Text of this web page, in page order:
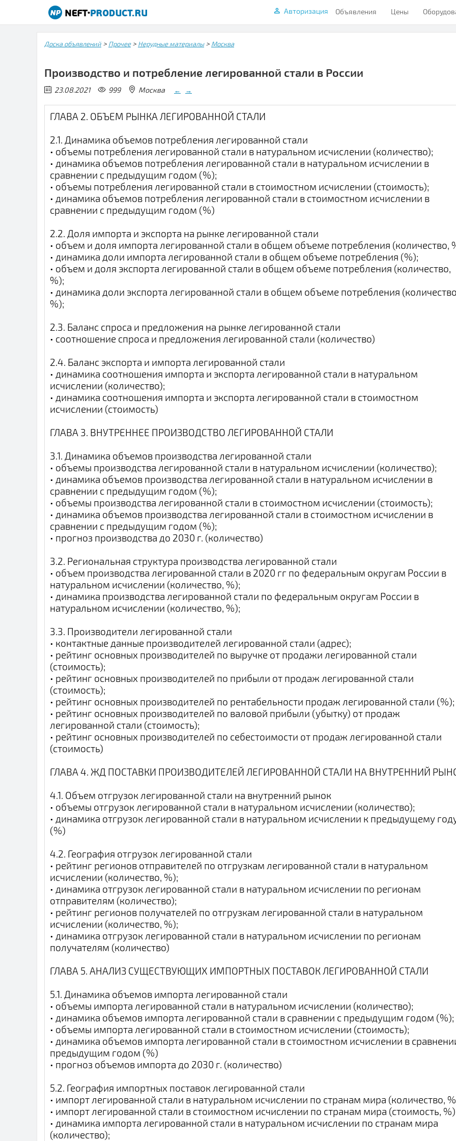
Объявления Цены
Авторизация
Доска объявлений > Прочее> Нерудные материалы> Москва
Производство и потребление легированной стали в России
23.08.2021 999 Москва ← →
ГЛАВА 2. ОБЪЕМ РЫНКА ЛЕГИРОВАННОЙ СТАЛИ
2.1. Динамика объемов потребления легированной стали
• объемы потребления легированной стали в натуральном исчислении (количество);
• динамика объемов потребления легированной стали в натуральном исчислении в
сравнении с предыдущим годом (%);
• объемы потребления легированной стали в стоимостном исчислении (стоимость);
• динамика объемов потребления легированной стали в стоимостном исчислении в
сравнении с предыдущим годом (%)
2.2. Доля импорта и экспорта на рынке легированной стали
• объем и доля импорта легированной стали в общем объеме потребления (количество,
• динамика доли импорта легированной стали в общем объеме потребления (%);
• объем и доля экспорта легированной стали в общем объеме потребления (количество,
%);
• динамика доли экспорта легированной стали в общем объеме потребления
%);
2.3. Баланс спроса и предложения на рынке легированной стали
• соотношение спроса и предложения легированной стали (количество)
2.4. Баланс экспорта и импорта легированной стали
• динамика соотношения импорта и экспорта легированной стали в натуральном
исчислении (количество);
• динамика соотношения импорта и экспорта легированной стали в стоимостном
исчислении (стоимость)
ГЛАВА 3. ВНУТРЕННЕЕ ПРОИЗВОДСТВО ЛЕГИРОВАННОЙ СТАЛИ
3.1. Динамика объемов производства легированной стали
• объемы производства легированной стали в натуральном исчислении (количество);
• динамика объемов производства легированной стали в натуральном исчислении в
сравнении с предыдущим годом (%);
• объемы производства легированной стали в стоимостном исчислении (стоимость);
• динамика объемов производства легированной стали в стоимостном исчислении в
сравнении с предыдущим годом (%);
• прогноз производства до 2030 г. (количество)
3.2. Региональная структура производства легированной стали
• объем производства легированной стали в 2020 гг по федеральным округам России в
натуральном исчислении (количество, %);
• динамика производства легированной стали по федеральным округам России в
натуральном исчислении (количество, %);
3.3. Производители легированной стали
• контактные данные производителей легированной стали (адрес);
• рейтинг основных производителей по выручке от продажи легированной стали
(стоимость);
• рейтинг основных производителей по прибыли от продаж легированной стали
(стоимость);
• рейтинг основных производителей по рентабельности продаж легированной стали (%);
• рейтинг основных производителей по валовой прибыли (убытку) от продаж
легированной стали (стоимость);
• рейтинг основных производителей по себестоимости от продаж легированной стали
(стоимость)
ГЛАВА 4. ЖД ПОСТАВКИ ПРОИЗВОДИТЕЛЕЙ ЛЕГИРОВАННОЙ СТАЛИ НА ВНУТРЕННИЙ
4.1. Объем отгрузок легированной стали на внутренний рынок
• объемы отгрузок легированной стали в натуральном исчислении (количество);
• динамика отгрузок легированной стали в натуральном исчислении к предыдущему
(%)
4.2. География отгрузок легированной стали
• рейтинг регионов отправителей по отгрузкам легированной стали в натуральном
исчислении (количество, %);
• динамика отгрузок легированной стали в натуральном исчислении по регионам
отправителям (количество);
• рейтинг регионов получателей по отгрузкам легированной стали в натуральном
исчислении (количество, %);
• динамика отгрузок легированной стали в натуральном исчислении по регионам
получателям (количество)
ГЛАВА 5. АНАЛИЗ СУЩЕСТВУЮЩИХ ИМПОРТНЫХ ПОСТАВОК ЛЕГИРОВАННОЙ СТАЛИ
5.1. Динамика объемов импорта легированной стали
• объемы импорта легированной стали в натуральном исчислении (количество);
• динамика объемов импорта легированной стали в сравнении с предыдущим годом (%);
• объемы импорта легированной стали в стоимостном исчислении (стоимость);
• динамика объемов импорта легированной стали в стоимостном исчислении в
предыдущим годом (%)
• прогноз объемов импорта до 2030 г. (количество)
5.2. География импортных поставок легированной стали
• импорт легированной стали в натуральном исчислении по странам мира (количество,
• импорт легированной стали в стоимостном исчислении по странам мира (стоимость,
• динамика импорта легированной стали в натуральном исчислении по странам мира
(количество);